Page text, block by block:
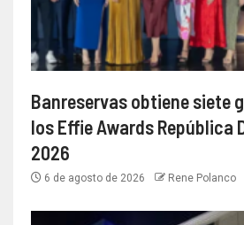
Banreservas obtiene siete
los Effie Awards República
2026
6 de agosto de 2026 Rene Polanco